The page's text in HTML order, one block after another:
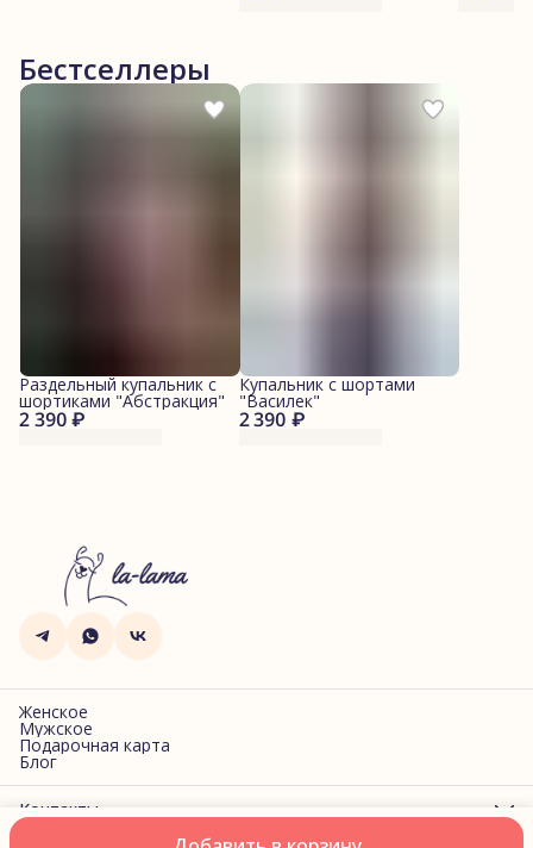
Бестселлеры
2 390 ₽
Раздельный купальник с
шортиками "Абстракция"
2 390 ₽
Купальник с шортами
"Василек"
Женское
Мужское
Подарочная карта
Блог
Контакты